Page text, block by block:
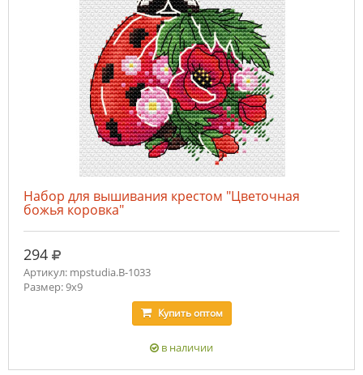
Набор для вышивания крестом "Цветочная
божья коровка"
294 руб.
Артикул: mpstudia.В-1033
Размер: 9х9
Купитьоптом
в наличии